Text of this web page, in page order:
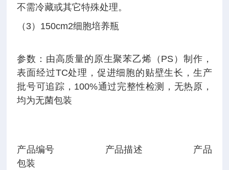
不需冷藏或其它特殊处理。
（3）150cm2细胞培养瓶
参数：由高质量的原生聚苯乙烯（PS）制作，
表面经过TC处理，促进细胞的贴壁生长，生产
批号可追踪，100%通过完整性检测，无热原，
均为无菌包装
产品编号 产品描述 产品
包装